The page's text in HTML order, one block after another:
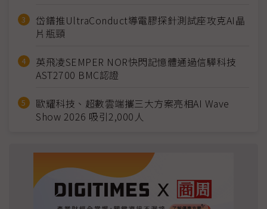
岱鐠推UltraConduct導電膠探針測試座攻克AI晶
片瓶頸
英飛凌SEMPER NOR快閃記憶體通過信驊科技
AST2700 BMC認證
歐耀科技、超數雲端攜三大方案亮相AI Wave
Show 2026 吸引2,000人